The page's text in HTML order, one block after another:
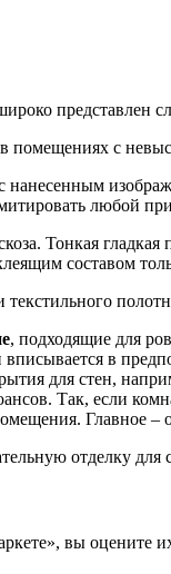
представлен
помещениях с
нанесенным
любой
Тонкая гладкая
составом
, подходящие для
в
для стен,
Так, если
Главное
отделку для
вы оцените